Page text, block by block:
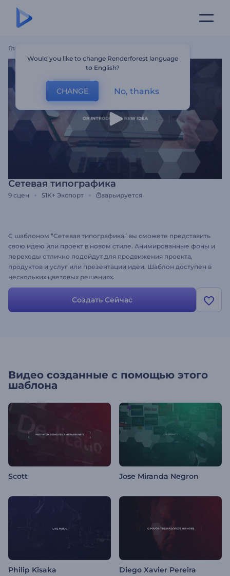
Главная
Сетевая типографика
9 сцен 51K+ Экспорт варьируется
С шаблоном “Сетевая типографика” вы сможете представить
свою идею или проект в новом стиле. Анимированные фоны и
переходы отлично подойдут для продвижения проекта,
продуктов и услуг или презентации идеи. Шаблон доступен в
нескольких цветовых решениях.
Создать Сейчас
Видео созданные с помощью этого
шаблона
Scott Jose Miranda Negron
Philip Kisaka Diego Xavier Pereira
Would you like to change Renderforest language
to English?
CHANGE No, thanks